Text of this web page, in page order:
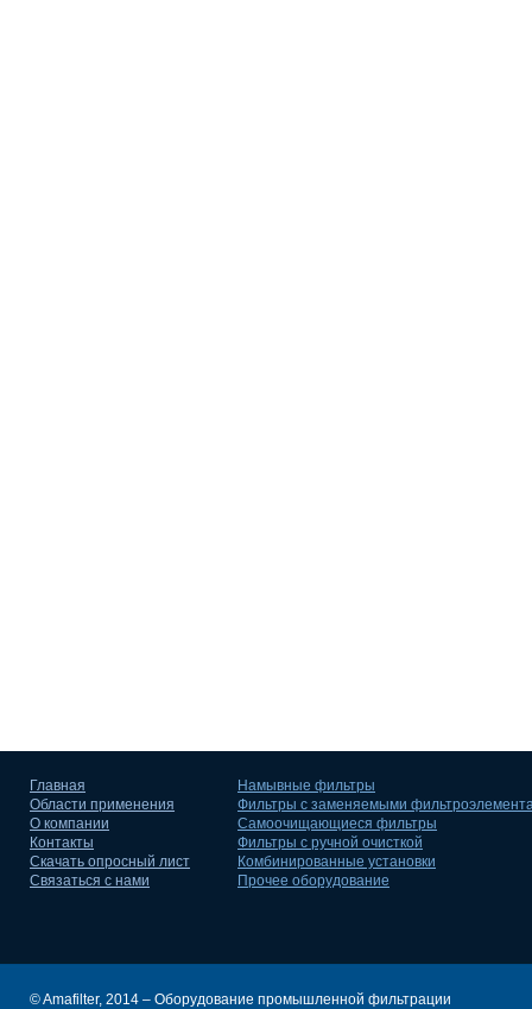
Главная
Области применения
О компании
Контакты
Скачать опросный лист
Связаться с нами
Намывные фильтры
Фильтры с заменяемыми
Самоочищающиеся фильтры
Фильтры с ручной очисткой
Комбинированные установки
Прочее оборудование
© Amafilter, 2014 – Оборудование промышленной фильтрации